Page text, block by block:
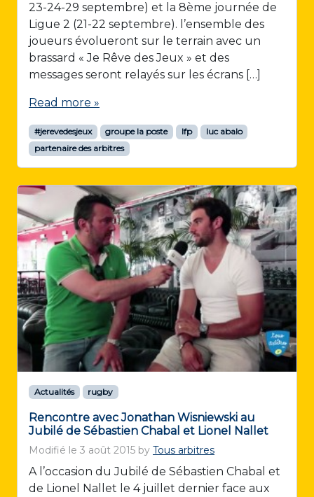
23-24-29 septembre) et la 8ème journée de
Ligue 2 (21-22 septembre). l’ensemble des
joueurs évolueront sur le terrain avec un
brassard « Je Rêve des Jeux » et des
messages seront relayés sur les écrans […]
Read more »
#jerevedesjeux groupe la poste lfp
luc abalo
partenaire des arbitres
Actualités rugby
Rencontre avec Jonathan Wisniewski au
Jubilé de Sébastien Chabal et Lionel Nallet
Modifié le 3 août 2015 by Tous arbitres
A l’occasion du Jubilé de Sébastien Chabal et
de Lionel Nallet le 4 juillet dernier face aux